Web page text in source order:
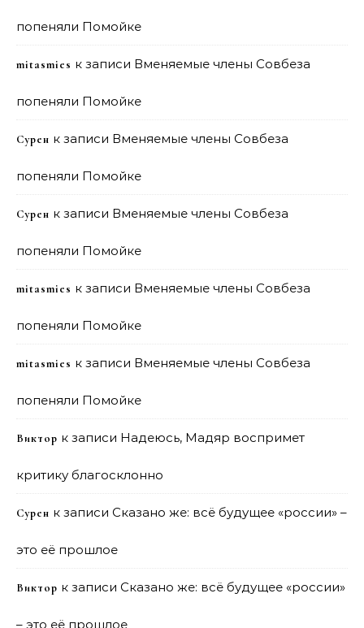
попеняли Помойке
mitasmies к записи Вменяемые члены Совбеза
попеняли Помойке
Сурен к записи Вменяемые члены Совбеза
попеняли Помойке
Сурен к записи Вменяемые члены Совбеза
попеняли Помойке
mitasmies к записи Вменяемые члены Совбеза
попеняли Помойке
mitasmies к записи Вменяемые члены Совбеза
попеняли Помойке
Виктор к записи Надеюсь, Мадяр воспримет
критику благосклонно
Сурен к записи Сказано же: всё будущее «россии» –
это её прошлое
Виктор к записи Сказано же: всё будущее «россии»
– это её прошлое